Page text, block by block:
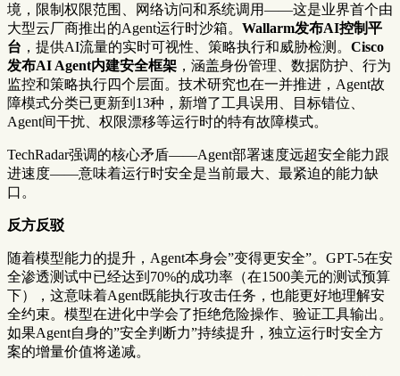
境，限制权限范围、网络访问和系统调用——这是业界首个由
大型云厂商推出的Agent运行时沙箱。 Wallarm发布AI控制平
台 ，提供AI流量的实时可视性、策略执行和威胁检测。 Cisco
发布AI Agent内建安全框架 ，涵盖身份管理、数据防护、行为
监控和策略执行四个层面。技术研究也在一并推进，Agent故
障模式分类已更新到13种，新增了工具误用、目标错位、
Agent间干扰、权限漂移等运行时的特有故障模式。
TechRadar强调的核心矛盾——Agent部署速度远超安全能力跟
进速度——意味着运行时安全是当前最大、最紧迫的能力缺
口。
反方反驳
随着模型能力的提升，Agent本身会”变得更安全”。GPT-5在安
全渗透测试中已经达到70%的成功率（在1500美元的测试预算
下），这意味着Agent既能执行攻击任务，也能更好地理解安
全约束。模型在进化中学会了拒绝危险操作、验证工具输出。
如果Agent自身的”安全判断力”持续提升，独立运行时安全方
案的增量价值将递减。